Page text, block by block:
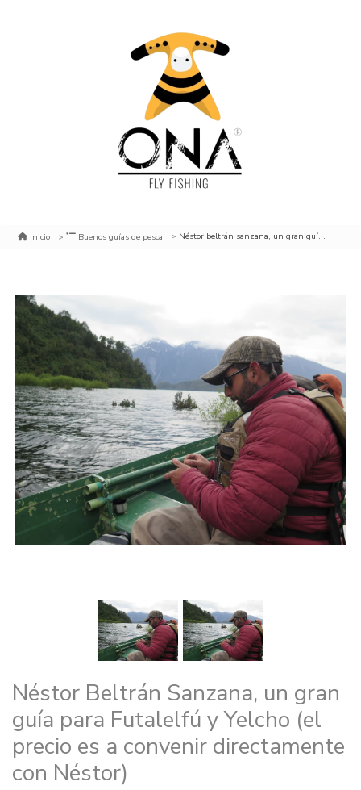
Inicio Buenos guías de pesca Néstor beltrán sanzana, un gran guía para futalelfú y yelcho (el precio es a convenir directamente con néstor)
Néstor Beltrán Sanzana, un gran
guía para Futalelfú y Yelcho (el
precio es a convenir directamente
con Néstor)